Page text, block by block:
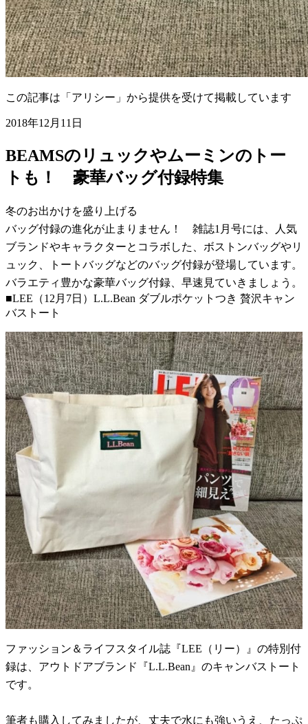
この記事は「アリシー」から提供を受けて掲載しています
2018年12月11日
BEAMSのリュックやムーミンのトー
トも！ 豪華バッグ付録特集
冬のお出かけを盛り上げる
バッグ付録の進化が止まりません！ 雑誌1月号には、人気
ブランドやキャラクターとコラボした、ボストンバッグやリ
ュック、トートバッグなどのバッグ付録が登場しています。
バラエティ豊かな豪華バッグ付録、早速見ていきましょう。
■LEE（12月7日）L.L.Bean ダブルポケットつき 贅沢キャン
バストート
ファッション＆ライフスタイル誌『LEE（リー）』の特別付
録は、アウトドアブランド『L.L.Bean』のキャンバストート
です。
筆者も購入してみましたが、丈夫で水にも強いうえ、たっぷ